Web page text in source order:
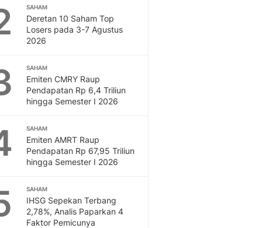
SAHAM
Deretan 10 Saham Top
Losers pada 3-7 Agustus
2026
SAHAM
Emiten CMRY Raup
Pendapatan Rp 6,4 Triliun
hingga Semester I 2026
SAHAM
Emiten AMRT Raup
Pendapatan Rp 67,95 Triliun
hingga Semester I 2026
SAHAM
IHSG Sepekan Terbang
2,78%, Analis Paparkan 4
Faktor Pemicunya